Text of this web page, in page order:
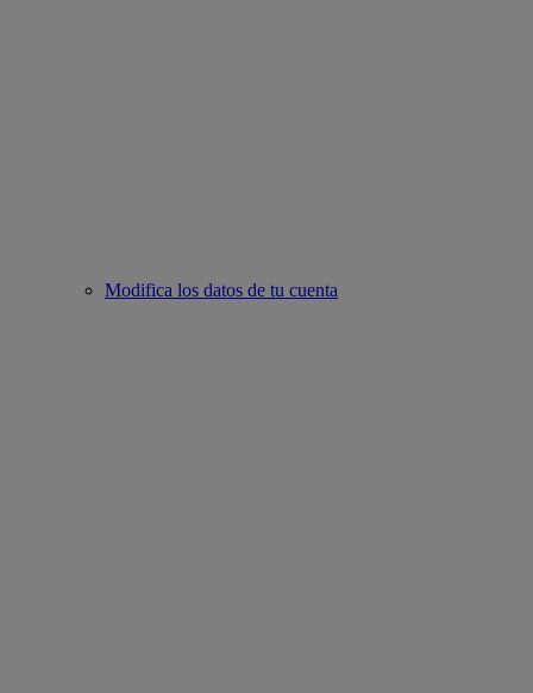
Modifica los datos de tu cuenta